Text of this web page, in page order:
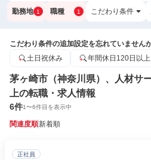
勤務地 1 職種 1 こだわり条件
こだわり条件の追加設定を忘れていません
土日祝休み
年間休日120日以上
茅ヶ崎市（神奈川県）、人材サ
上の転職・求人情報
6件1〜6件目を表示中
関連度順新着順
正社員